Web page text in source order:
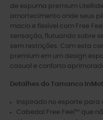
de espuma premium
amortecimento onde seus
macio e flexível com Free
sensação, flutuando sobre
sem restrições. Com esta
premium em um design
casual e conforto
Detalhes do Tamanco
Inspirado no esporte para
Cabedal Free Feel™ que